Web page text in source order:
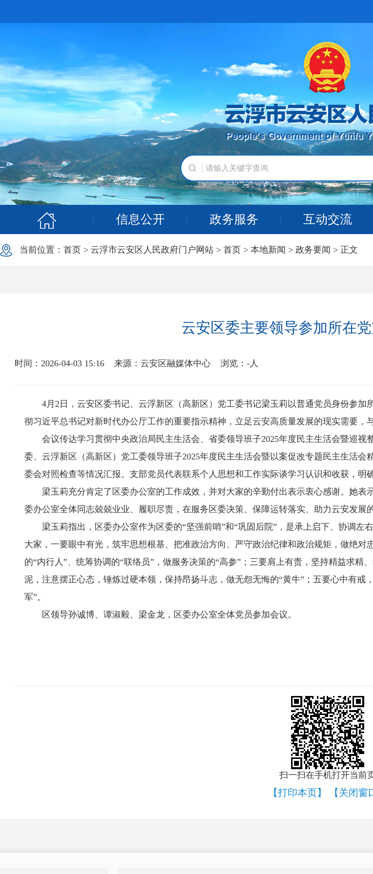
信息公开 政务服务 互动交流
当前位置： 首页 > 云浮市云安区人民政府门户网站 > 首页 > 本地新闻 > 政务要闻 > 正文
云安区委主要领导参加所在
时间：2026-04-03 15:16 来源：云安区融媒体中心 浏览： -人
4月2日，云安区委书记、云浮新区（高新区）党工委书记梁玉莉以普通党员身份参加
彻习近平总书记对新时代办公厅工作的重要指示精神，立足云安高质量发展的现实需要，
会议传达学习贯彻中央政治局民主生活会、省委领导班子2025年度民主生活会暨巡视
委、云浮新区（高新区）党工委领导班子2025年度民主生活会暨以案促改专题民主生活
委会对照检查等情况汇报。支部党员代表联系个人思想和工作实际谈学习认识和收获，明
梁玉莉充分肯定了区委办公室的工作成效，并对大家的辛勤付出表示衷心感谢。她表
委办公室全体同志兢兢业业、履职尽责，在服务区委决策、保障运转落实、助力云安发展
梁玉莉指出，区委办公室作为区委的“坚强前哨”和“巩固后院”，是承上启下、协调左
大家，一要眼中有光，筑牢思想根基、把准政治方向、严守政治纪律和政治规矩，做绝对
的“内行人”、统筹协调的“联络员”，做服务决策的“高参”；三要肩上有责，坚持精益求
泥，注意摆正心态，锤炼过硬本领，保持昂扬斗志，做无怨无悔的“黄牛”；五要心中有
军”。
区领导孙诚博、谭淑毅、梁金龙，区委办公室全体党员参加会议。
扫一扫在手机打开当前
【打印本页】 【关闭窗